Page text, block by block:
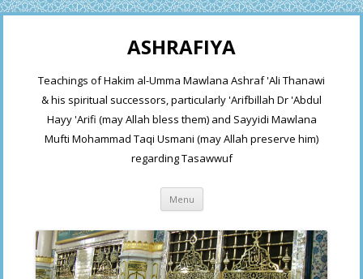
ASHRAFIYA
Teachings of Hakim al-Umma Mawlana Ashraf 'Ali Thanawi
& his spiritual successors, particularly 'Arifbillah Dr 'Abdul
Hayy 'Arifi (may Allah bless them) and Sayyidi Mawlana
Mufti Mohammad Taqi Usmani (may Allah preserve him)
regarding Tasawwuf
Menu Skip
content